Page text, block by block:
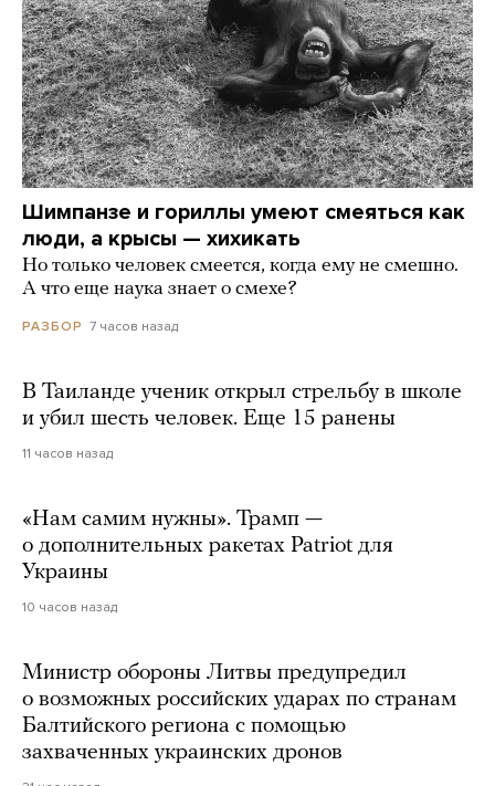
Шимпанзе и гориллы умеют смеяться как
люди, а крысы — хихикать
Но только человек смеется, когда ему не смешно.
А что еще наука знает о смехе?
РАЗБОР 7 часов назад
В Таиланде ученик открыл стрельбу в школе
и убил шесть человек. Еще 15 ранены
11 часов назад
«Нам самим нужны». Трамп —
о дополнительных ракетах Patriot для
Украины
10 часов назад
Министр обороны Литвы предупредил
о возможных российских ударах по странам
Балтийского региона с помощью
захваченных украинских дронов